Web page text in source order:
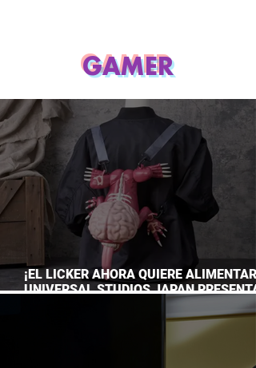
GAMER
¡EL LICKER AHORA QUIERE
UNIVERSAL STUDIOS JAPAN PRESENTA
SU TERRORÍFICA COLECCIÓN DE